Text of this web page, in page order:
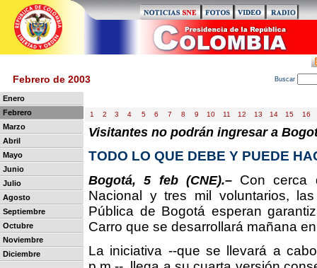
Febrero de 2003 Buscar
Enero
Febrero
Marzo
Abril
Mayo
Junio
Julio
Agosto
Septiembre
Octubre
Noviembre
Diciembre
1 2 3 4 5 6 7 8 9 10 11 12 13 14 15 16
Visitantes no podrán ingresar a
TODO LO QUE DEBE Y PUEDE
Bogotá, 5 feb (CNE).–Con cerca
Nacional y tres mil voluntarios,
Pública de Bogotá esperan
Carro que se desarrollará mañana
La iniciativa --que se llevará a